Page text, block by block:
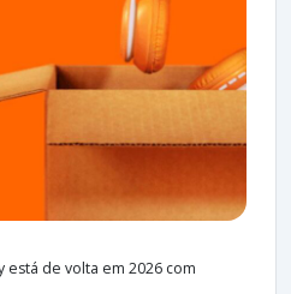
está de volta em 2026 com